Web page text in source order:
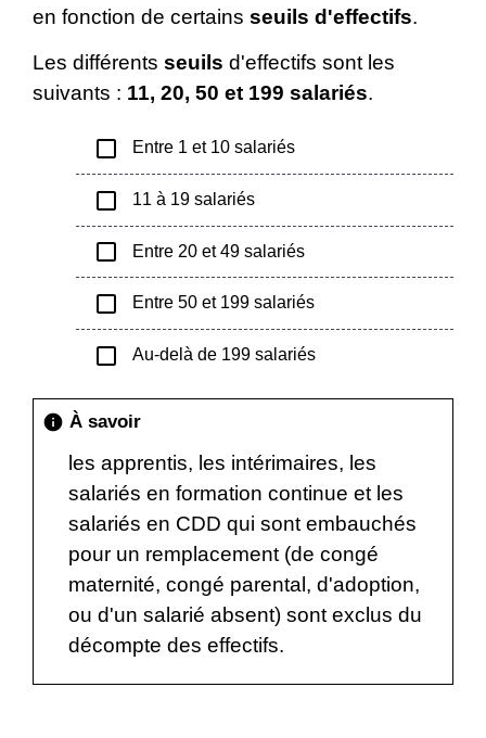
en fonction de certains seuils d'effectifs.
Les différents seuils d'effectifs sont les
suivants : 11, 20, 50 et 199 salariés.
check_box_outline_blank Entre 1 et 10 salariés
check_box_outline_blank 11 à 19 salariés
check_box_outline_blank Entre 20 et 49 salariés
check_box_outline_blank Entre 50 et 199 salariés
check_box_outline_blank Au-delà de 199 salariés
info À savoir
les apprentis, les intérimaires, les
salariés en formation continue et les
salariés en CDD qui sont embauchés
pour un remplacement (de congé
maternité, congé parental, d'adoption,
ou d'un salarié absent) sont exclus du
décompte des effectifs.